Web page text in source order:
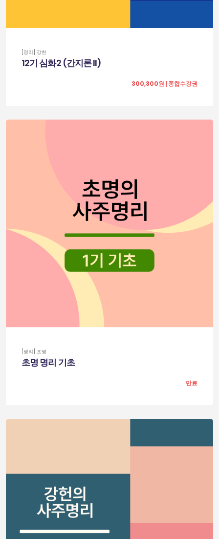
[명리] 강헌
12기 심화2 (간지론 II)
300,300원 | 종합수강권
[명리] 초명
초명 명리 기초
만료